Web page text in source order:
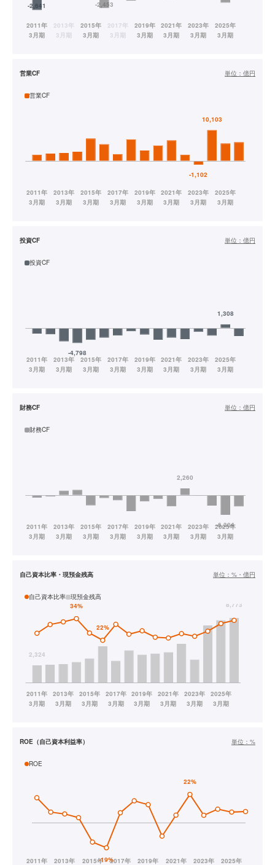
営業CF 単位： 億円
営業CF
投資CF 単位： 億円
投資CF
財務CF 単位： 億円
財務CF
自己資本比率・現預金残高 単位： %・億円
自己資本比率 現預金残高
ROE（自己資本利益率） 単位： %
ROE